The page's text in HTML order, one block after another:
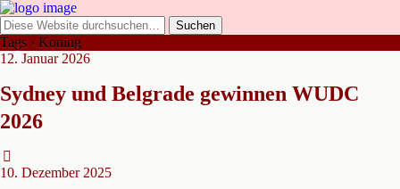
Tags › Koning
12. Januar 2026
Sydney und Belgrade gewinnen WUDC
2026
10. Dezember 2025